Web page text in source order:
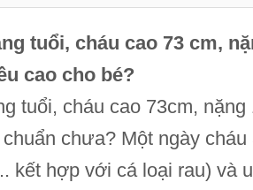
tuổi, cháu cao 73 cm,
cao cho bé?
tuổi, cháu cao 73cm,
chưa? Một ngày
kết hợp với cá loại rau) và